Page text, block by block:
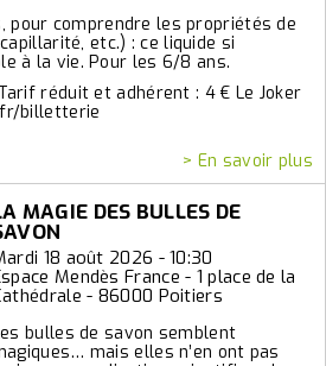
pour comprendre les propriétés de
etc.) : ce liquide si
à la vie. Pour les 6/8 ans.
réduit et adhérent : 4 € Le Joker
billetterie
> En savoir plus
MAGIE DES BULLES DE
18 août 2026 - 10:30
Mendès France - 1 place de la
- 86000 Poitiers
bulles de savon semblent
mais elles n’en ont pas